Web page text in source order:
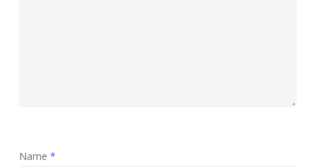
Name *